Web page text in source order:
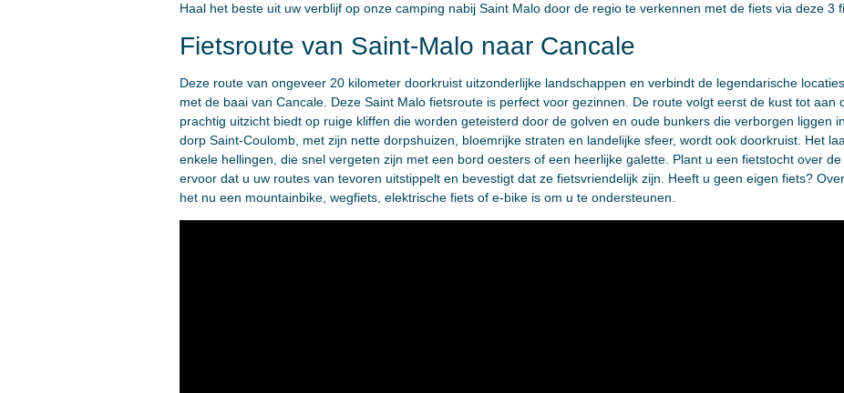
Haal het beste uit uw verblijf op onze camping nabij Saint Malo door de regio te verkennen met de fiets via deze 3
Fietsroute van Saint-Malo naar Cancale
Deze route van ongeveer 20 kilometer doorkruist uitzonderlijke landschappen en verbindt de legendarische
met de baai van Cancale. Deze Saint Malo fietsroute is perfect voor gezinnen. De route volgt eerst de kust tot aan
prachtig uitzicht biedt op ruige kliffen die worden geteisterd door de golven en oude bunkers die verborgen liggen
dorp Saint-Coulomb, met zijn nette dorpshuizen, bloemrijke straten en landelijke sfeer, wordt ook doorkruist. Het
enkele hellingen, die snel vergeten zijn met een bord oesters of een heerlijke galette. Plant u een fietstocht over
ervoor dat u uw routes van tevoren uitstippelt en bevestigt dat ze fietsvriendelijk zijn. Heeft u geen eigen fiets?
het nu een mountainbike, wegfiets, elektrische fiets of e-bike is om u te ondersteunen.